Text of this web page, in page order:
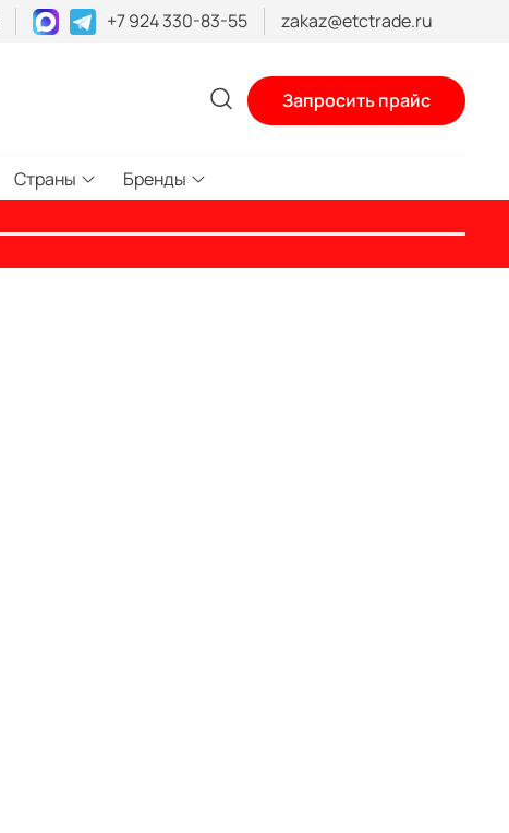
+7 924 330-83-55 zakaz@etctrade.ru
Запросить прайс
Страны Бренды